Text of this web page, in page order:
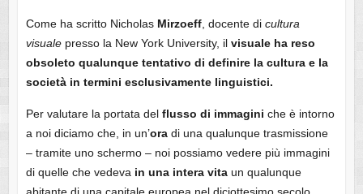
Come ha scritto Nicholas Mirzoeff, docente di cultura
visualepresso la New York University, il visuale ha reso
obsoleto qualunque tentativo di definire la cultura e la
società in termini esclusivamente linguistici.
Per valutare la portata del flusso di immagini che è intorno
a noi diciamo che, in un’oradi una qualunque trasmissione
– tramite uno schermo – noi possiamo vedere più immagini
di quelle che vedeva in una intera vitaun qualunque